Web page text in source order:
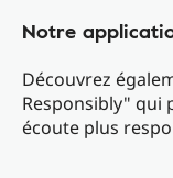
Notre
Découvrez
Responsibly" qui
écoute plus